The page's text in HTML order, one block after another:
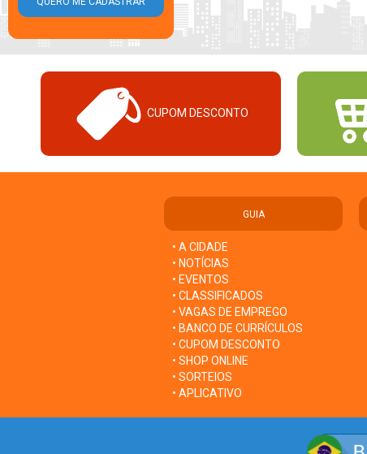
CUPOM DESCONTO
GUIA
• A CIDADE
• NOTÍCIAS
• EVENTOS
• CLASSIFICADOS
• VAGAS DE EMPREGO
• BANCO DE CURRÍCULOS
• CUPOM DESCONTO
• SHOP ONLINE
• SORTEIOS
• APLICATIVO